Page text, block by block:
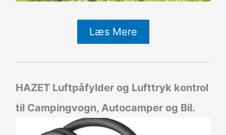
Læs Mere
HAZET Luftpåfylder og Lufttryk kontrol
til Campingvogn, Autocamper og Bil.